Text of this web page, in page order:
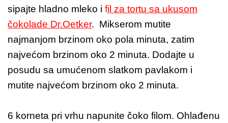
sipajte hladno mleko i fil za tortu sa ukusom
čokolade Dr.Oetker. Mikserom mutite
najmanjom brzinom oko pola minuta, zatim
najvećom brzinom oko 2 minuta. Dodajte u
posudu sa umućenom slatkom pavlakom i
mutite najvećom brzinom oko 2 minuta.
6 korneta pri vrhu napunite čoko filom. Ohlađenu